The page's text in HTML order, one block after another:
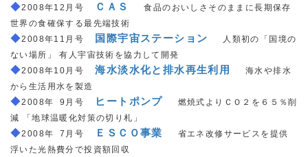
◆2008年12月号 ＣＡＳ
食品のおいしさそのままに長期保存
世界の食確保する最先端技術
◆2008年11月号 国際宇宙ステーション
人類初の「国境の
ない場所」 有人宇宙技術を協力して開発
◆2008年10月号 ＿海水淡水化と排水再生利用
海水や排水
から生活用水を製造
◆2008年 9月号 ヒートポンプ
燃焼式よりＣＯ２を６５％削
減 「地球温暖化対策の切り札」
◆2008年 7月号 ＥＳＣＯ事業
省エネ改修サービスを提供
浮いた光熱費分で投資額回収